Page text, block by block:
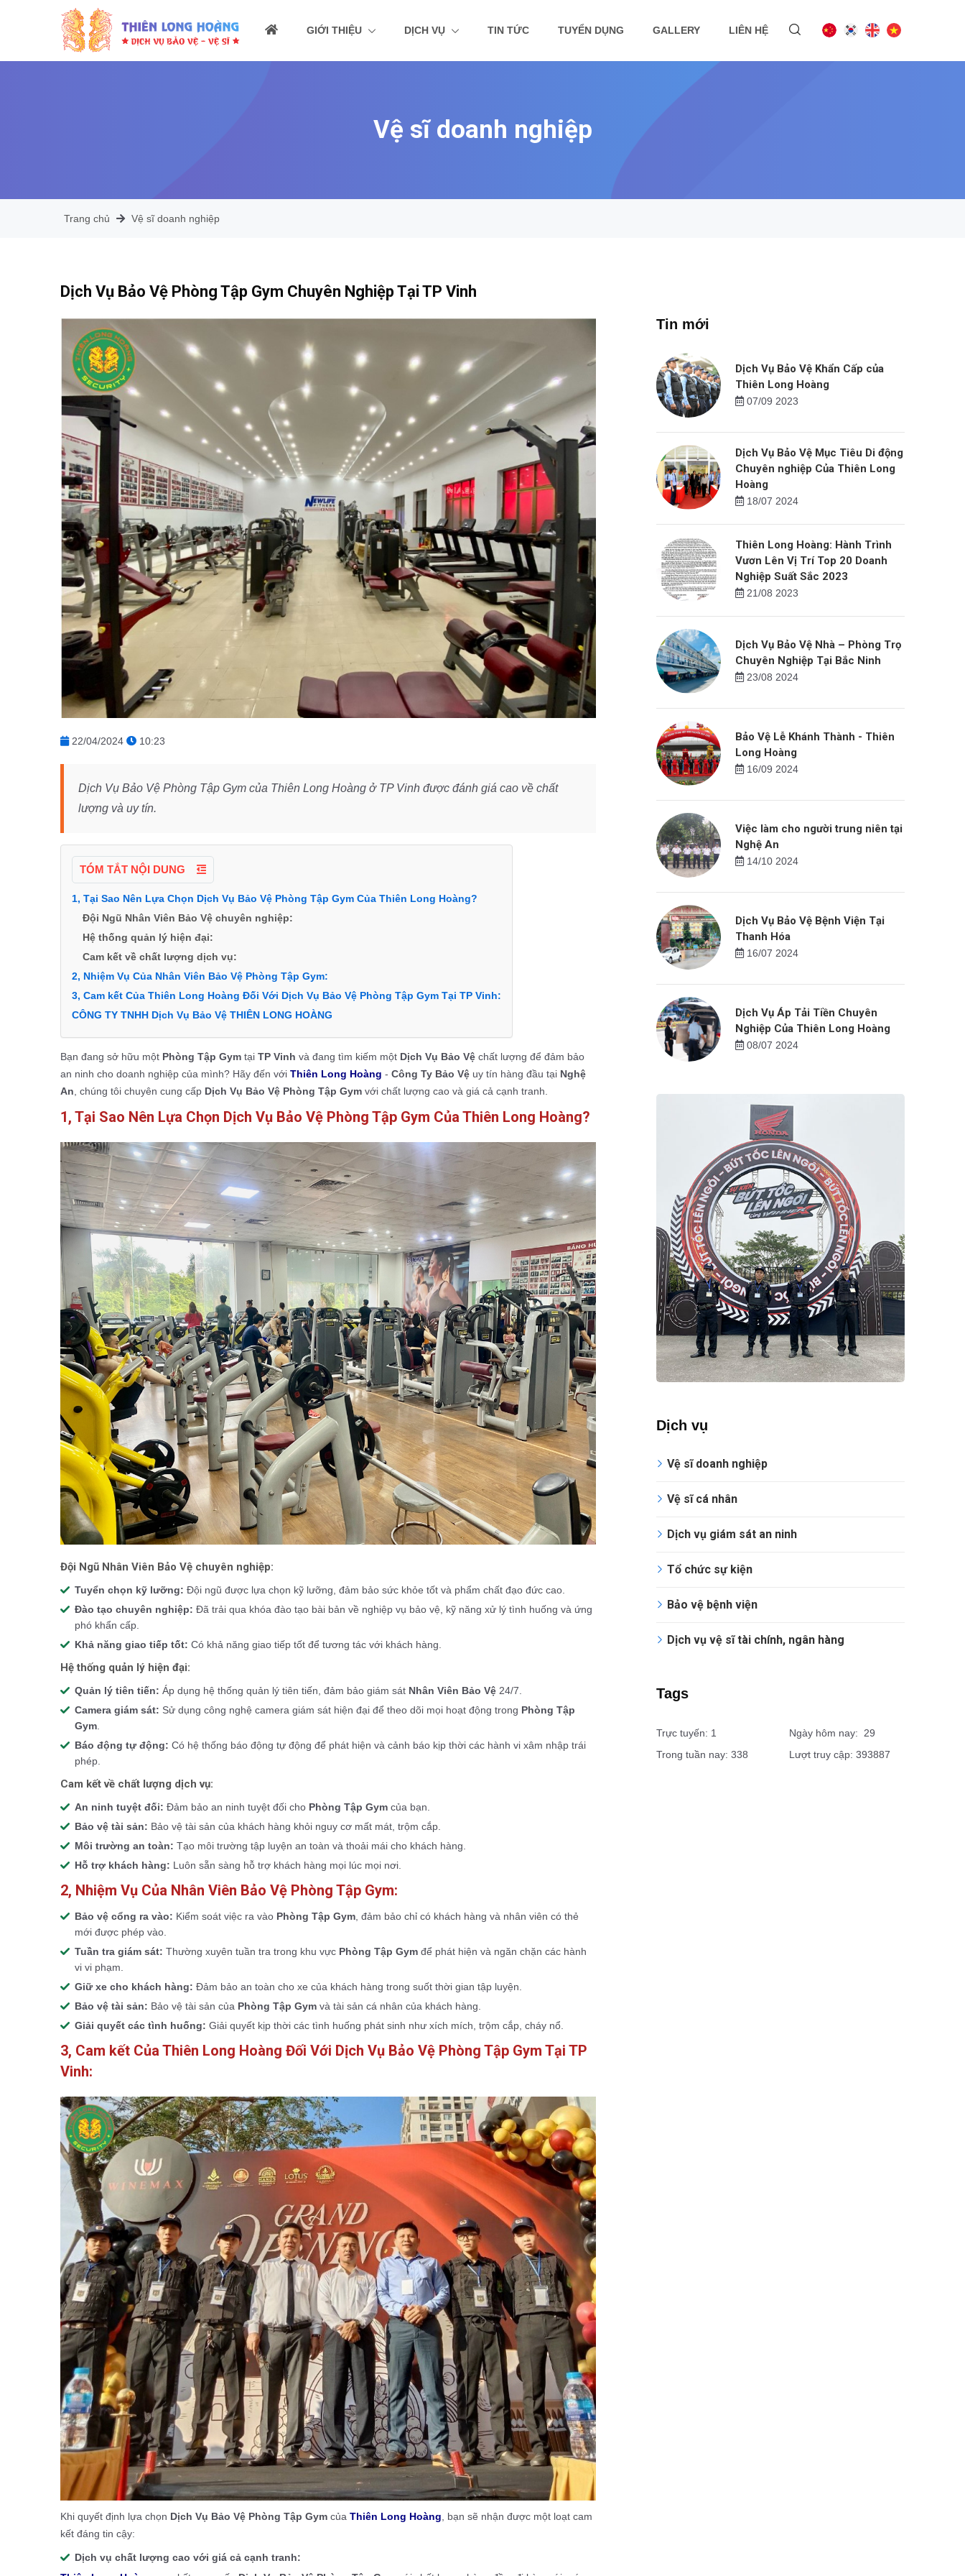
GIỚI THIỆU DỊCH VỤ TIN TỨC TUYỂN DỤNG GALLERY LIÊN HỆ
Vệ sĩ doanh nghiệp
Trang chủ Vệ sĩ doanh nghiệp
Dịch Vụ Bảo Vệ Phòng Tập Gym Chuyên Nghiệp Tại TP Vinh
22/04/2024 10:23
Dịch Vụ Bảo Vệ Phòng Tập Gym của Thiên Long Hoàng ở TP Vinh được đánh giá cao về chất
lượng và uy tín.
TÓM TẮT NỘI DUNG
1, Tại Sao Nên Lựa Chọn Dịch Vụ Bảo Vệ Phòng Tập Gym Của Thiên Long Hoàng?
Đội Ngũ Nhân Viên Bảo Vệ chuyên nghiệp:
Hệ thống quản lý hiện đại:
Cam kết về chất lượng dịch vụ:
2, Nhiệm Vụ Của Nhân Viên Bảo Vệ Phòng Tập Gym:
3, Cam kết Của Thiên Long Hoàng Đối Với Dịch Vụ Bảo Vệ Phòng Tập Gym Tại TP Vinh:
CÔNG TY TNHH Dịch Vụ Bảo Vệ THIÊN LONG HOÀNG
Bạn đang sở hữu một Phòng Tập Gym tại TP Vinh và đang tìm kiếm một Dịch Vụ Bảo Vệ chất lượng để đảm bảo
an ninh cho doanh nghiệp của mình? Hãy đến với Thiên Long Hoàng - Công Ty Bảo Vệ uy tín hàng đầu tại Nghệ
An, chúng tôi chuyên cung cấp Dịch Vụ Bảo Vệ Phòng Tập Gym với chất lượng cao và giá cả cạnh tranh.
1, Tại Sao Nên Lựa Chọn Dịch Vụ Bảo Vệ Phòng Tập Gym Của Thiên Long Hoàng?
Đội Ngũ Nhân Viên Bảo Vệ chuyên nghiệp:
Tuyển chọn kỹ lưỡng: Đội ngũ được lựa chọn kỹ lưỡng, đảm bảo sức khỏe tốt và phẩm chất đạo đức cao.
Đào tạo chuyên nghiệp: Đã trải qua khóa đào tạo bài bản về nghiệp vụ bảo vệ, kỹ năng xử lý tình huống và ứng
phó khẩn cấp.
Khả năng giao tiếp tốt: Có khả năng giao tiếp tốt để tương tác với khách hàng.
Hệ thống quản lý hiện đại:
Quản lý tiên tiến: Áp dụng hệ thống quản lý tiên tiến, đảm bảo giám sát Nhân Viên Bảo Vệ 24/7.
Camera giám sát: Sử dụng công nghệ camera giám sát hiện đại để theo dõi mọi hoạt động trong Phòng Tập
Gym
Báo động tự động: Có hệ thống báo động tự động để phát hiện và cảnh báo kịp thời các hành vi xâm nhập trái
phép.
Cam kết về chất lượng dịch vụ:
An ninh tuyệt đối: Đảm bảo an ninh tuyệt đối cho Phòng Tập Gym của bạn.
Bảo vệ tài sản: Bảo vệ tài sản của khách hàng khỏi nguy cơ mất mát, trộm cắp.
Môi trường an toàn: Tạo môi trường tập luyện an toàn và thoải mái cho khách hàng.
Hỗ trợ khách hàng: Luôn sẵn sàng hỗ trợ khách hàng mọi lúc mọi nơi.
2, Nhiệm Vụ Của Nhân Viên Bảo Vệ Phòng Tập Gym:
Bảo vệ cổng ra vào: Kiểm soát việc ra vào Phòng Tập Gym , đảm bảo chỉ có khách hàng và nhân viên có thẻ
mới được phép vào.
Tuần tra giám sát: Thường xuyên tuần tra trong khu vực Phòng Tập Gym để phát hiện và ngăn chặn các hành
vi vi phạm.
Giữ xe cho khách hàng: Đảm bảo an toàn cho xe của khách hàng trong suốt thời gian tập luyện.
Bảo vệ tài sản: Bảo vệ tài sản của Phòng Tập Gym và tài sản cá nhân của khách hàng.
Giải quyết các tình huống: Giải quyết kịp thời các tình huống phát sinh như xích mích, trộm cắp, cháy nổ.
3, Cam kết Của Thiên Long Hoàng Đối Với Dịch Vụ Bảo Vệ Phòng Tập Gym Tại TP
Vinh:
Khi quyết định lựa chọn Dịch Vụ Bảo Vệ Phòng Tập Gym của Thiên Long Hoàng , bạn sẽ nhận được một loạt cam
kết đáng tin cậy:
Dịch vụ chất lượng cao với giá cả cạnh tranh:
Tin mới
Dịch Vụ Bảo Vệ Khẩn Cấp của
Thiên Long Hoàng
07/09 2023
Dịch Vụ Bảo Vệ Mục Tiêu Di động
Chuyên nghiệp Của Thiên Long
Hoàng
18/07 2024
Thiên Long Hoàng: Hành Trình
Vươn Lên Vị Trí Top 20 Doanh
Nghiệp Suất Sắc 2023
21/08 2023
Dịch Vụ Bảo Vệ Nhà – Phòng Trọ
Chuyên Nghiệp Tại Bắc Ninh
23/08 2024
Bảo Vệ Lễ Khánh Thành - Thiên
Long Hoàng
16/09 2024
Việc làm cho người trung niên tại
Nghệ An
14/10 2024
Dịch Vụ Bảo Vệ Bệnh Viện Tại
Thanh Hóa
16/07 2024
Dịch Vụ Áp Tải Tiền Chuyên
Nghiệp Của Thiên Long Hoàng
08/07 2024
Dịch vụ
Vệ sĩ doanh nghiệp
Vệ sĩ cá nhân
Dịch vụ giám sát an ninh
Tổ chức sự kiện
Bảo vệ bệnh viện
Dịch vụ vệ sĩ tài chính, ngân hàng
Tags
Trực tuyến: 1
Ngày hôm nay: 29
Trong tuần nay: 338
Lượt truy cập: 393887